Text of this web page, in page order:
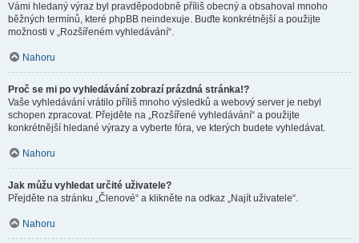
Vámi hledaný výraz byl pravděpodobně příliš obecný a obsahoval mnoho
běžných termínů, které phpBB neindexuje. Buďte konkrétnější a použijte
možnosti v „Rozšířeném vyhledávání“.
Nahoru
Proč se mi po vyhledávání zobrazí prázdná stránka!?
Vaše vyhledávání vrátilo příliš mnoho výsledků a webový server je nebyl
schopen zpracovat. Přejděte na „Rozšířené vyhledávání“ a použijte
konkrétnější hledané výrazy a vyberte fóra, ve kterých budete vyhledávat.
Nahoru
Jak můžu vyhledat určité uživatele?
Přejděte na stránku „Členové“ a klikněte na odkaz „Najít uživatele“.
Nahoru